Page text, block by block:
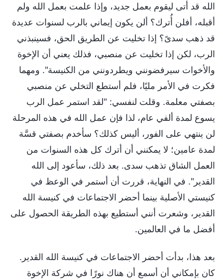
الله قد أتى ليقوم بعمل جديد، وإذا علمت بعمل الله ولم
أقبله، أفلن أُترك؟ ألن يكون إيماني بالرب لسنوات عديدة
قد ذهب سدىً؟ إذا تخليت عن الطريق الحق، فسينبذني
الرب، لكن إذا تخليت عن منصبي، فذلك يعني أن الإخوة
والأخوات سيرفضونني ويطردونني من الكنيسة". ومهما
فكرت في الأمر مليًا، فلم أستطع التخلي عن منصبي
بصفتي معلمة. وقلت لنفسي: "لقد استمر عمل الرب
يسوع لمدة ألفي عام، لذا فإن عمل الله في هذه المرحلة
لن ينتهي على الفور، أليس كذلك؟ سأخدم بصفتي قسَّة
لمدة عامين؛ لا يمكنني أن أترك كل هذه السنوات من
العمل الشاق تذهب سدى. بعد ذلك، سأعود إلى الله
القدير". في النهاية، قررت أن أستمر في الوعظ في
كنيستي الأصلية بينما أحضر الاجتماعات في كنيسة الله
القدير، وشعرت أنني أستطيع بهذه الطريقة الحصول على
أفضل ما في العالمين.
بعد هذا، بدأت أحضر الاجتماعات في كنيسة الله القدير.
كان بإمكاني أن أسمع أن هناك نورًا في شركة الإخوة